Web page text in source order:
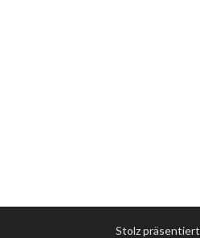
Stolz präsentiert